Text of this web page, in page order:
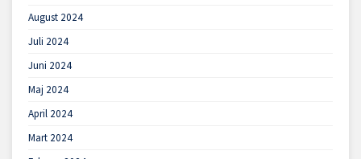
August 2024
Juli 2024
Juni 2024
Maj 2024
April 2024
Mart 2024